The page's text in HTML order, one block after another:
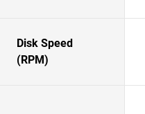
Disk Speed
(RPM)